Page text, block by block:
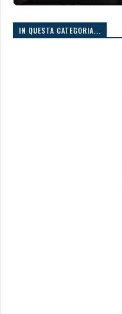
IN QUESTA CATEGORIA...